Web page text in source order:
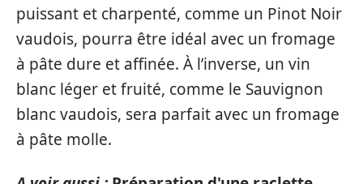
puissant et charpenté, comme un Pinot Noir
vaudois, pourra être idéal avec un fromage
à pâte dure et affinée. À l’inverse, un vin
blanc léger et fruité, comme le Sauvignon
blanc vaudois, sera parfait avec un fromage
à pâte molle.